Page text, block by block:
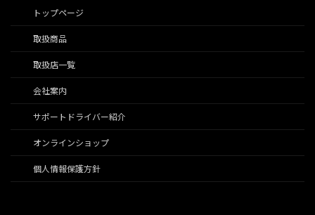
トップページ
取扱商品
取扱店一覧
会社案内
サポートドライバー紹介
オンラインショップ
個人情報保護方針